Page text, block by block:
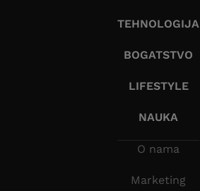
TEHNOLOGIJA
BOGATSTVO
LIFESTYLE
NAUKA
O nama
Marketing